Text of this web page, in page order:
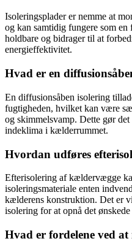
Isoleringsplader er nemme at
og kan samtidig fungere som
holdbare og bidrager til at
energieffektivitet.
Hvad er en
En diffusionsåben isolering
fugtigheden, hvilket kan være
og skimmelsvamp. Dette gør
indeklima i kælderrummet.
Hvordan udføres
Efterisolering af kældervægge
isoleringsmateriale enten
kælderens konstruktion. Det er
isolering for at opnå det
Hvad er fordelene ved